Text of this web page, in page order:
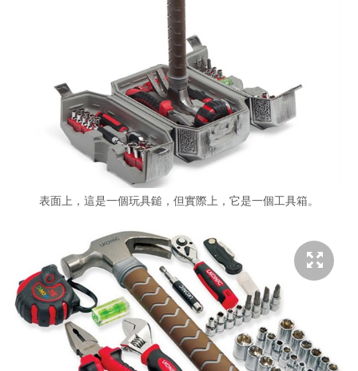
表面上，這是一個玩具鎚，但實際上，它是一個工具箱。